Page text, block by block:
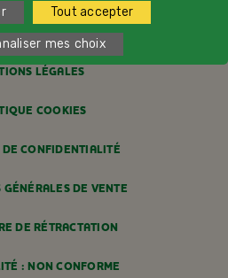
FAQ
LÉGALES
COOKIES
CONFIDENTIALITÉ
DE VENTE
DE RÉTRACTATION
: NON CONFORME
Tout accepter
mes choix